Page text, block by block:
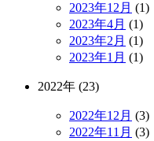
2023年12月 (1)
2023年4月 (1)
2023年2月 (1)
2023年1月 (1)
2022年 (23)
2022年12月 (3)
2022年11月 (3)